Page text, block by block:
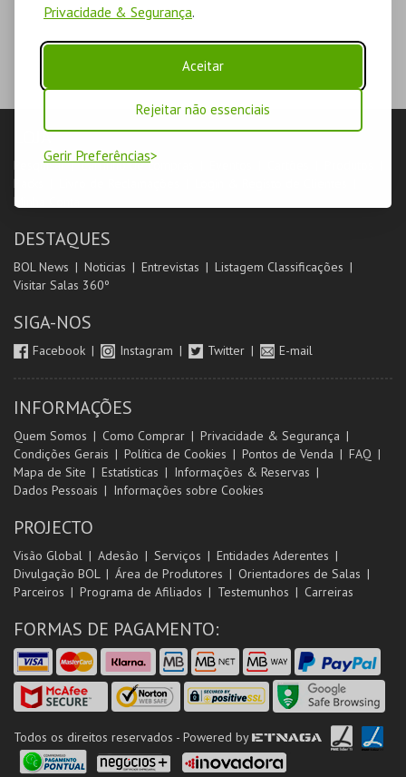
Privacidade & Segurança.
Aceitar
Rejeitar não essenciais
Gerir Preferências
LOJA
Pesquisar Carrinho de compras
Packs
Minha Conta
DESTAQUES
BOL News Noticias Entrevistas
Listagem Classificações
Visitar Salas 360º
SIGA-NOS
Facebook Instagram Twitter E-mail
INFORMAÇÕES
Quem Somos Como Comprar
Privacidade & Segurança
Condições Gerais
Política de Cookies Pontos de Venda
FAQ
Mapa de Site
Estatísticas
Informações & Reservas
Dados Pessoais
Informações sobre Cookies
PROJECTO
Visão Global Adesão Serviços
Entidades Aderentes
Divulgação BOL
Área de Produtores
Orientadores de Salas
Parceiros
Programa de Afiliados Testemunhos Carreiras
FORMAS DE PAGAMENTO:
Todos os direitos reservados - Powered by ETNAGA